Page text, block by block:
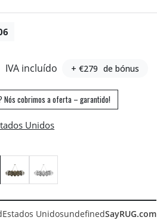
IVA incluído + €279 de bónus
Nós cobrimos a oferta – garantido!
Estados UnidosundefinedSayRUG.com